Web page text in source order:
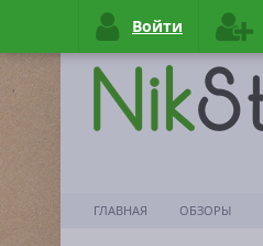
ГЛАВНАЯ ОБЗОРЫ
Войти